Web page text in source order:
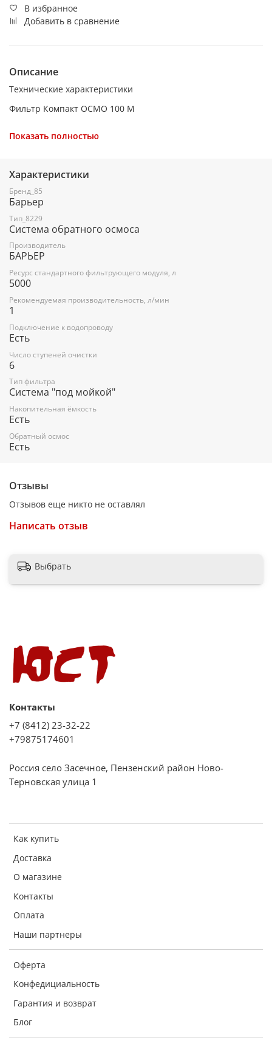
В избранное
Добавить в сравнение
Описание
Технические характеристики
Фильтр Компакт ОСМО 100 М
Максимальное давление, атм - 7
Кран в комплекте - Кран на две воды: осмотическую и
минерализованную
Тип очищаемой воды - Питьевая водопроводная
Наличие накопительного бака - Да
Способ замены картриджей - Одной рукой за 30 секунд
Типы фильтроэлементов в комплекте - Быстросъем
Проблема воды - Очень грязная вода
Наличие насоса - Нет
Наличие розетки под мойкой - Не требуется
Габаритные размеры в сборе, ДхШхВ (мм) - 384 х 111 х 324
Вес, кг - 7.36
Показать полностью
Характеристики
Бренд_85
Барьер
Тип_8229
Система обратного осмоса
Производитель
БАРЬЕР
Ресурс стандартного фильтрующего модуля, л
5000
Рекомендуемая производительность, л/мин
1
Подключение к водопроводу
Есть
Число ступеней очистки
6
Тип фильтра
Система "под мойкой"
Накопительная ёмкость
Есть
Обратный осмос
Есть
Отзывы
Отзывов еще никто не оставлял
Написать отзыв
Выбрать
Как купить
Доставка
О магазине
Контакты
Оплата
Наши партнеры
Оферта
Конфедициальность
Гарантия и возврат
Блог
Контакты
+7 (8412) 23-32-22
+79875174601
Россия село Засечное, Пензенский район Ново-
Терновская улица 1